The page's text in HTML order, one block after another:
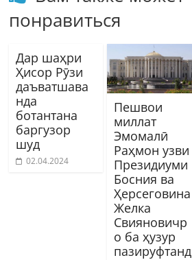
понравиться
Дар шаҳри
Ҳисор Рӯзи
даъватшава
нда
ботантана
баргузор
шуд
02.04.2024
Пешвои
миллат
Эмомалӣ
Раҳмон узви
Президиуми
Босния ва
Ҳерсеговина
Желка
Свияновичр
о ба ҳузур
пазируфтанд